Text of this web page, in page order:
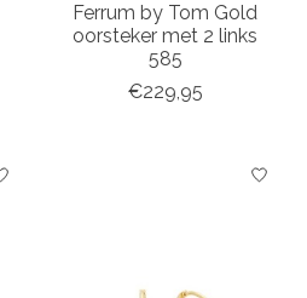
Ferrum by Tom Gold
oorsteker met 2 links
585
€229,95